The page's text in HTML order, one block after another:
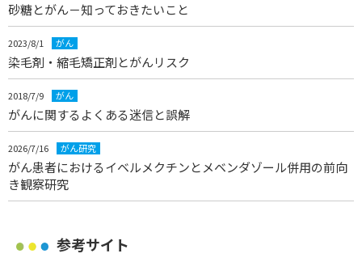
砂糖とがん－知っておきたいこと
2023/8/1 がん
染毛剤・縮毛矯正剤とがんリスク
2018/7/9 がん
がんに関するよくある迷信と誤解
2026/7/16 がん研究
がん患者におけるイベルメクチンとメベンダゾール併用の前向
き観察研究
参考サイト